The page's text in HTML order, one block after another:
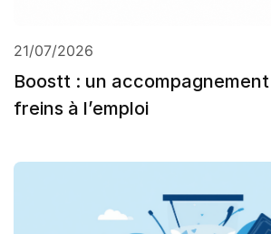
21/07/2026
Boostt : un
freins à l’emploi